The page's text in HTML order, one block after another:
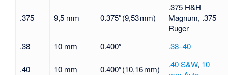
.375 9,5 mm 0.375″ (9,53 mm)
.375 H&H
Magnum, .375
Ruger
.38
10 mm 0.400″ .38–40
.40 10 mm 0.400″ (10,16 mm) .40 S&W, 10